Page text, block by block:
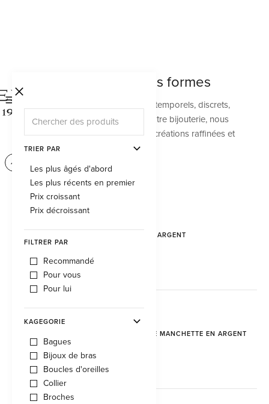
TRIER PAR
Les plus âgés d'abord
Les plus récents en premier
Prix croissant
Prix décroissant
FILTRER PAR
Recommandé
Pour vous
Pour lui
KAGEGORIE
Bagues
Bijoux de bras
Boucles d'oreilles
Collier
Broches
L'argent sous toutes ses formes
Les bijoux précieux en argent sont intemporels, discrets,
discrets et élégants à la fois. Dans notre bijouterie, nous
travaillons depuis le début avec des créations raffinées et
belles en argent.
CRÉOLES EN ARGENT
BOUTONS DE MANCHETTE EN ARGENT